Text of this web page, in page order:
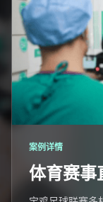
案例详情
体育赛事